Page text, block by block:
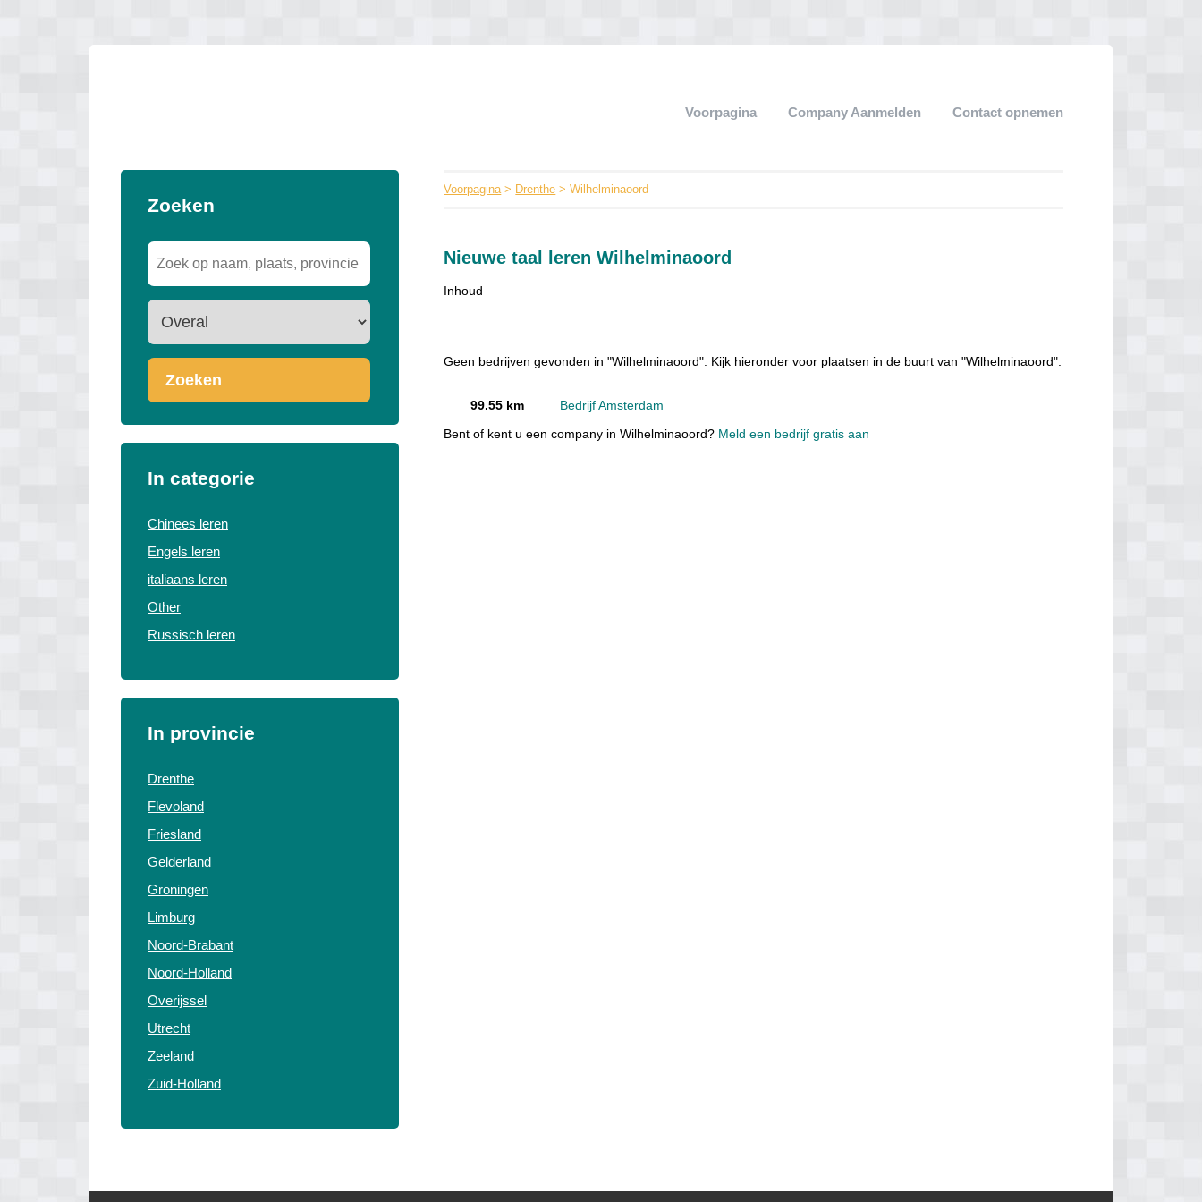
Voorpagina Company Aanmelden Contact opnemen
Zoeken
Zoeken
In categorie
Chinees leren
Engels leren
italiaans leren
Other
Russisch leren
In provincie
Drenthe
Flevoland
Friesland
Gelderland
Groningen
Limburg
Noord-Brabant
Noord-Holland
Overijssel
Utrecht
Zeeland
Zuid-Holland
Voorpagina> Drenthe > Wilhelminaoord
Nieuwe taal leren Wilhelminaoord
Inhoud
Geen bedrijven gevonden in "Wilhelminaoord". Kijk hieronder voor plaatsen in de buurt van "Wilhelminaoord".
99.55 km Bedrijf Amsterdam
Bent of kent u een company in Wilhelminaoord? Meld een bedrijf gratis aan